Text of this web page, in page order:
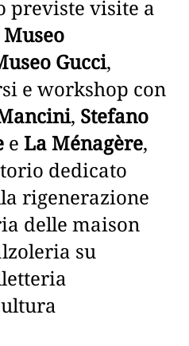
previste visite a
Museo
Gucci,
e workshop con
, Stefano
e La Ménagère,
dedicato
rigenerazione
delle maison
su